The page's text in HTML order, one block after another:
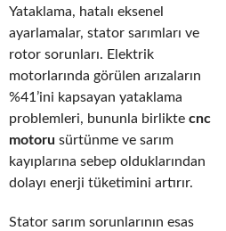
Yataklama, hatalı eksenel
ayarlamalar, stator sarımları ve
rotor sorunları. Elektrik
motorlarında görülen arızaların
%41’ini kapsayan yataklama
problemleri, bununla birlikte cnc
motoru sürtünme ve sarım
kayıplarına sebep olduklarından
dolayı enerji tüketimini artırır.
Stator sarım sorunlarının esas